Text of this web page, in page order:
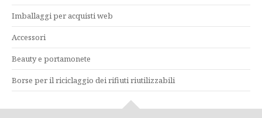
Imballaggi per acquisti web
Accessori
Beauty e portamonete
Borse per il riciclaggio dei rifiuti riutilizzabili